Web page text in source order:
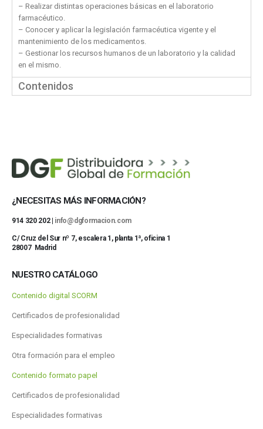
– Realizar distintas operaciones básicas en el laboratorio
farmacéutico.
– Conocer y aplicar la legislación farmacéutica vigente y el
mantenimiento de los medicamentos.
– Gestionar los recursos humanos de un laboratorio y la calidad
en el mismo.
Contenidos
¿NECESITAS MÁS INFORMACIÓN?
914 320 202 | info@dgformacion.com
C/ Cruz del Sur nº 7, escalera 1, planta 1ª, oficina 1
28007 Madrid
NUESTRO CATÁLOGO
Contenido digital SCORM
Certificados de profesionalidad
Especialidades formativas
Otra formación para el empleo
Contenido formato papel
Certificados de profesionalidad
Especialidades formativas